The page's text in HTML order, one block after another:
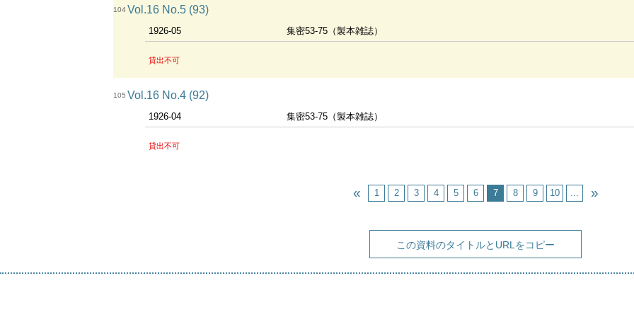
104Vol.16 No.5 (93)
1926-05 集密53-75（製本雑誌）
貸出不可
105 Vol.16 No.4 (92)
1926-04 集密53-75（製本雑誌）
貸出不可
1 2 3 4 5 6 7 8 9 10 ...
この資料のタイトルとURLをコピー